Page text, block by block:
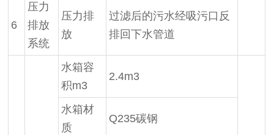
6
压力
排放
系统
压力排
放
过滤后的污水经吸污口反
排回下水管道
水箱容
积m3
2.4m3
水箱材
质
Q235碳钢